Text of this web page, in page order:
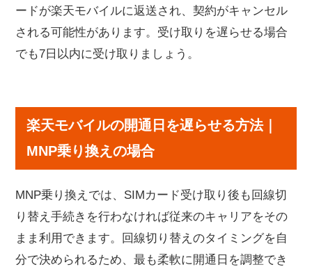
ードが楽天モバイルに返送され、契約がキャンセル
される可能性があります。受け取りを遅らせる場合
でも7日以内に受け取りましょう。
楽天モバイルの開通日を遅らせる方法｜
MNP乗り換えの場合
MNP乗り換えでは、SIMカード受け取り後も回線切
り替え手続きを行わなければ従来のキャリアをその
まま利用できます。回線切り替えのタイミングを自
分で決められるため、最も柔軟に開通日を調整でき